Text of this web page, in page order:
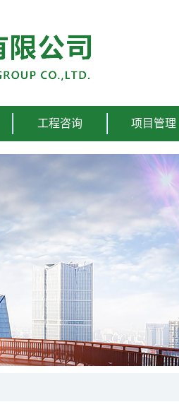
工程咨询 项目管理